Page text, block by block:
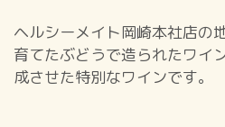
ヘルシーメイト岡崎本社店の
育てたぶどうで造られたワイ
成させた特別なワインです。